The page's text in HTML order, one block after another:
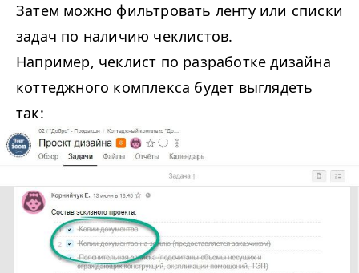
Затем можно фильтровать ленту или списки
задач по наличию чеклистов.
Например, чеклист по разработке дизайна
коттеджного комплекса будет выглядеть
так: